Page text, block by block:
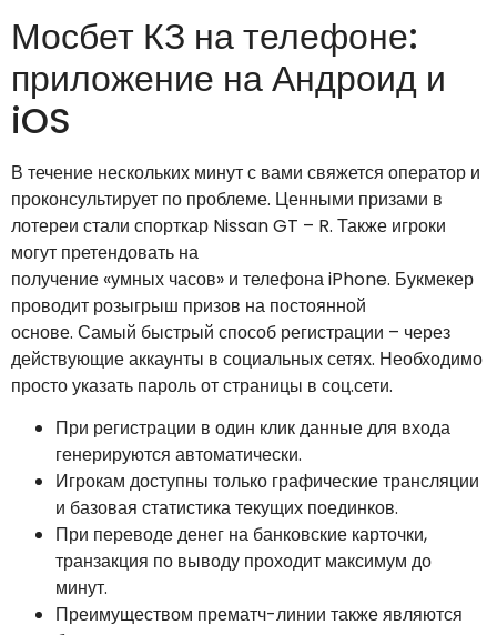
Мосбет КЗ на телефоне:
приложение на Андроид и
iOS
В течение нескольких минут с вами свяжется оператор и
проконсультирует по проблеме. Ценными призами в
лотереи стали спорткар Nissan GT – R. Также игроки
могут претендовать на
получение «умных часов» и телефона iPhone. Букмекер
проводит розыгрыш призов на постоянной
основе. Самый быстрый способ регистрации – через
действующие аккаунты в социальных сетях. Необходимо
просто указать пароль от страницы в соц.сети.
При регистрации в один клик данные для входа
генерируются автоматически.
Игрокам доступны только графические трансляции
и базовая статистика текущих поединков.
При переводе денег на банковские карточки,
транзакция по выводу проходит максимум до
минут.
Преимуществом прематч-линии также являются